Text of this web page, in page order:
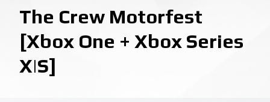
The Crew Motorfest
[Xbox One + Xbox Series
X|S]